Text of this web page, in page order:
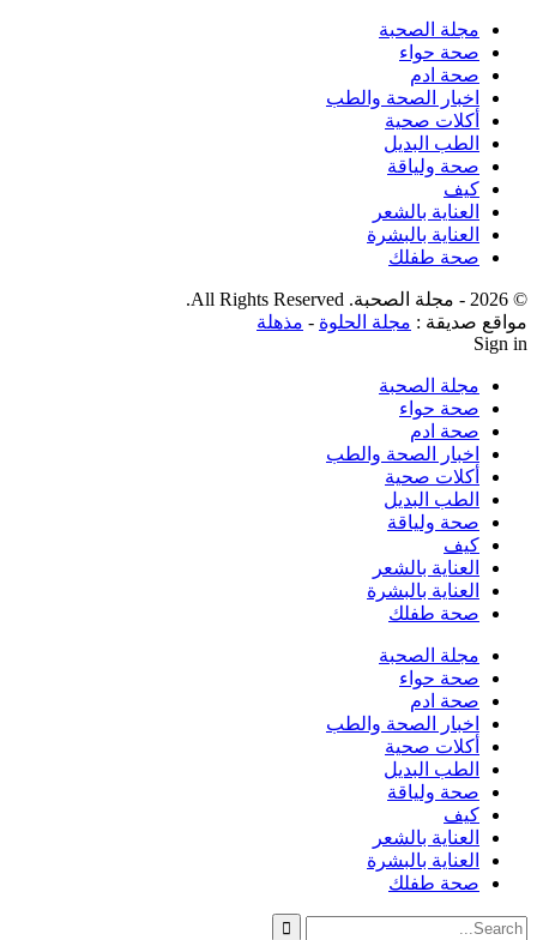
مجلة الصحبة
صحة حواء
صحة ادم
اخبار الصحة والطب
أكلات صحية
الطب البديل
صحة ولياقة
كيف
العناية بالشعر
العناية بالبشرة
صحة طفلك
© 2026 - مجلة الصحبة. All Rights Reserved.
مواقع صديقة : مجلة الحلوة - مذهلة
Sign in
مجلة الصحبة
صحة حواء
صحة ادم
اخبار الصحة والطب
أكلات صحية
الطب البديل
صحة ولياقة
كيف
العناية بالشعر
العناية بالبشرة
صحة طفلك
مجلة الصحبة
صحة حواء
صحة ادم
اخبار الصحة والطب
أكلات صحية
الطب البديل
صحة ولياقة
كيف
العناية بالشعر
العناية بالبشرة
صحة طفلك